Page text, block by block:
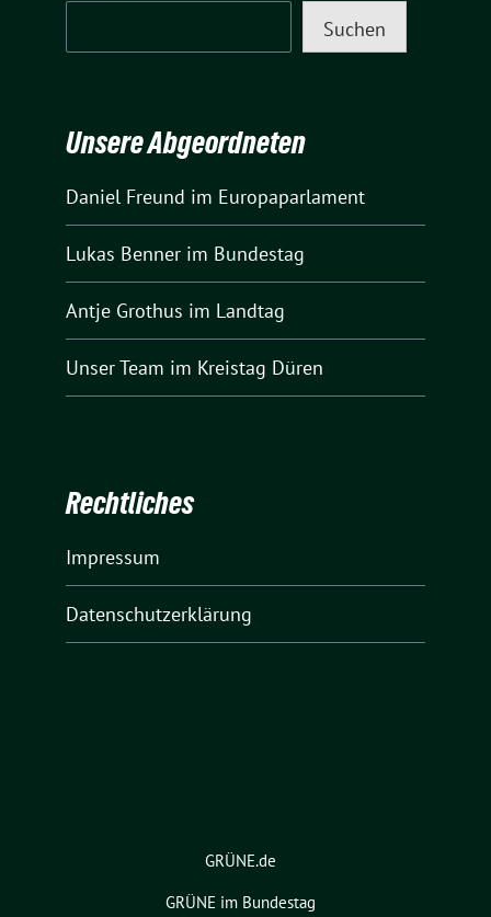
Suchen
Unsere Abgeordneten
Daniel Freund im Europaparlament
Lukas Benner im Bundestag
Antje Grothus im Landtag
Unser Team im Kreistag Düren
Rechtliches
Impressum
Datenschutzerklärung
GRÜNE.de
GRÜNE im Bundestag